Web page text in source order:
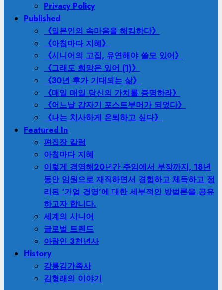
Privacy Policy
Published
《일본인의 속마음을 해킹하다》
《아침마다 지혜》
《시니어의 고집, 유연해야 쓸모 있어》
《그래도 희망은 있어 (1)》
《30년 후가 기대되는 삶》
《매일 매일 당신의 가치를 증명하라》
《어느날 갑자기 포스트부머가 되었다》
《나는 치사하게 은퇴하고 싶다》
Featured In
편집장 칼럼
아침마다 지혜
이렇게 경영해20년간 주임에서 부장까지, 18년
동안 임원으로 재직하면서 경험하고 체득하고 정
리된 ‘기업 경영’에 대한 세부적인 방법론을 공유
하고자 합니다.
세계의 시니어
글로벌 트렌드
아랍인 3천년사
History
강릉김가족사
김형래의 이야기